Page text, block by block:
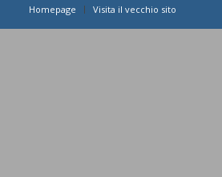
Homepage
Visita il vecchio sito